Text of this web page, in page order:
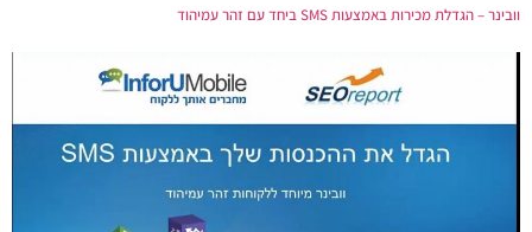
וובינר – הגדלת מכירות באמצעות SMS ביחד עם זהר עמיהוד